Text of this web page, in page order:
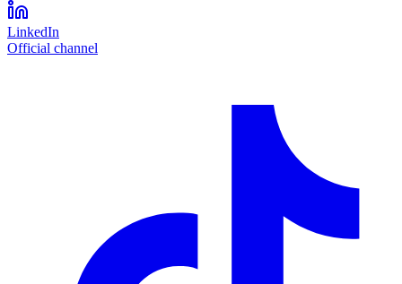
LinkedIn
Official channel